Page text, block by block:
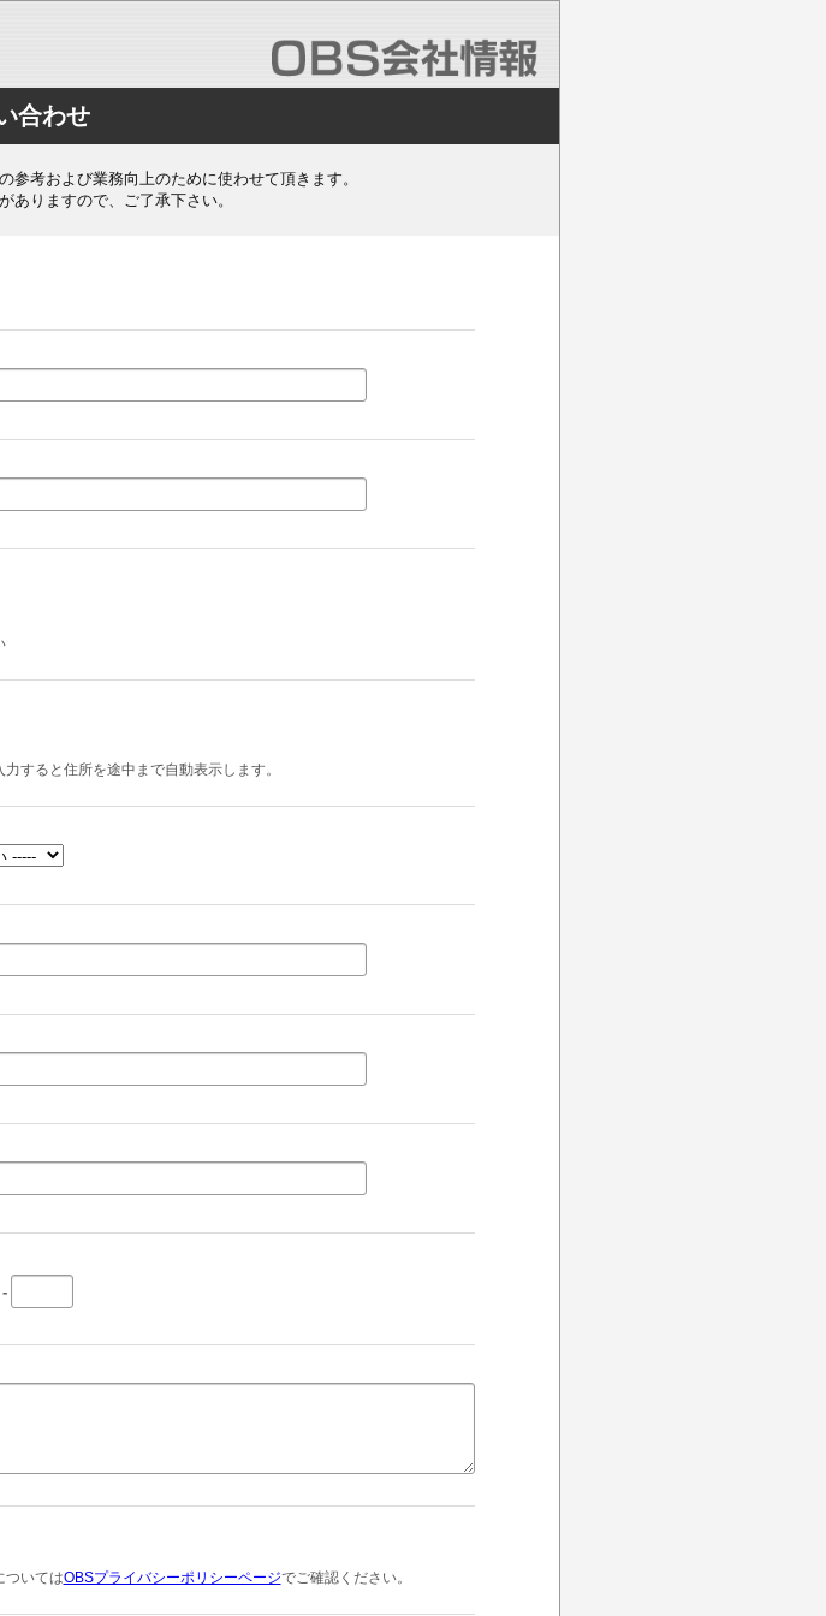
合わせ
考および業務向上のために使わせて頂きます。
ありますので、ご了承下さい。
すると住所を途中まで自動表示します。
-
ついてはOBSプライバシーポリシーページでご確認ください。